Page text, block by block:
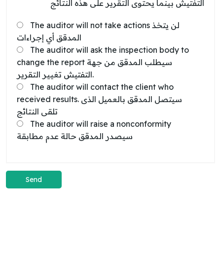
التفتيش بينما يحتوى التقرير على هذه النتائج
The auditor will not take actions لن يتخذ
المدقق أي إجراءات
The auditor will ask the inspection body to
change the report سيطلب المدقق من جهة
The auditor will contact the client who
received results. سيتصل المدقق بالعميل الذى
تلقى النتائج
The auditor will raise a nonconformity
سيصدر المدقق حالة عدم مطابقة